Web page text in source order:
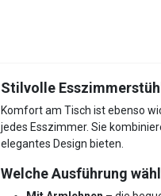
Stilvolle
Komfort am Tisch ist ebenso
jedes Esszimmer. Sie
elegantes Design bieten.
Welche Ausführung